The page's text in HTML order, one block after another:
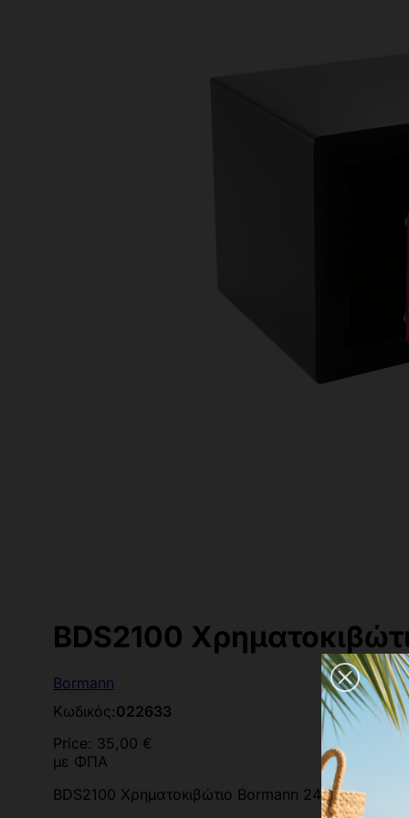
BDS2100
Bormann
Κωδικός:022633
Price: 35,00 €
με ΦΠΑ
BDS2100 Χρηματοκιβώτιο Bormann 24x18.5x19εκ